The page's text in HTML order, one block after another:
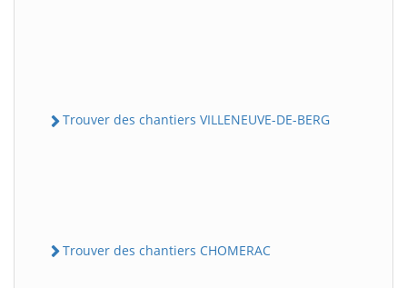
Trouver des chantiers VILLENEUVE-DE-BERG
Trouver des chantiers CHOMERAC